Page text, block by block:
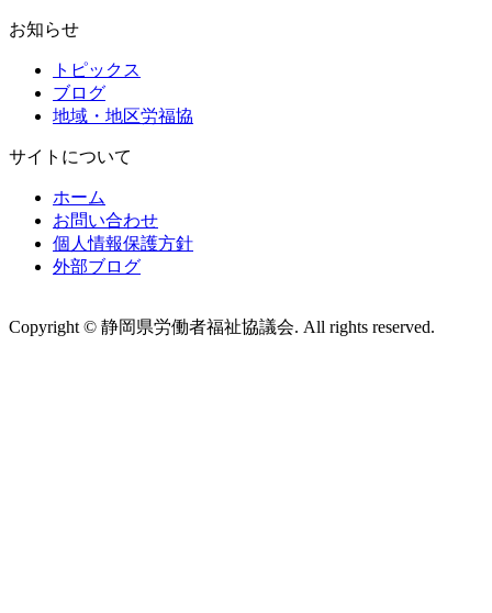
お知らせ
トピックス
ブログ
地域・地区労福協
サイトについて
ホーム
お問い合わせ
個人情報保護方針
外部ブログ
Copyright © 静岡県労働者福祉協議会. All rights reserved.